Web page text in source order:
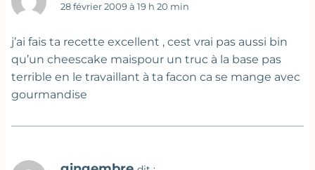
28 février 2009 à 19 h 20 min
j’ai fais ta recette excellent , cest vrai pas aussi bin
qu’un cheescake maispour un truc à la base pas
terrible en le travaillant à ta facon ca se mange avec
gourmandise